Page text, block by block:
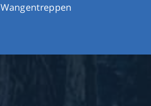
Wangentreppen